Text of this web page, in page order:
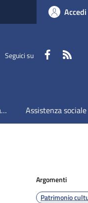
Seguici su Faceboook
Accesso all'informazione Assistenza sociale
Argomenti
Patrimonio